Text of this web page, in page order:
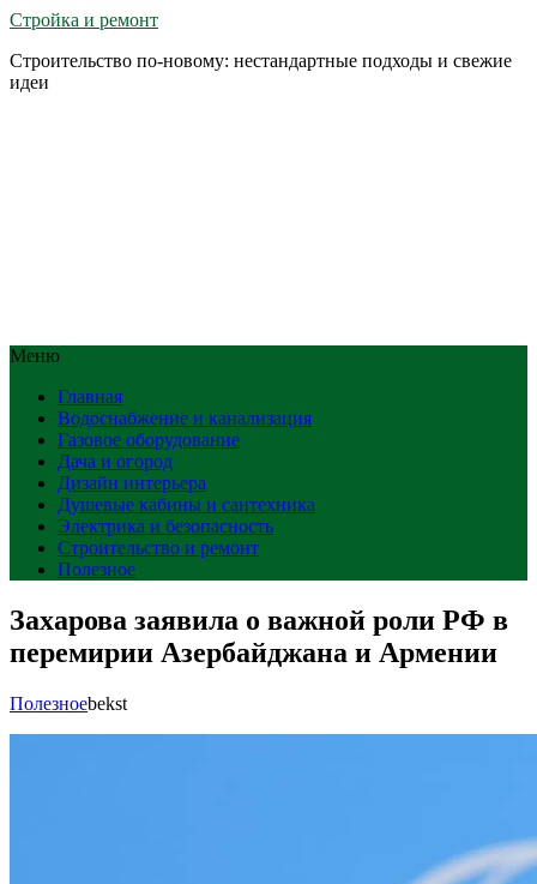
Стройка и ремонт
Строительство по-новому: нестандартные подходы и свежие
идеи
Меню
Главная
Водоснабжение и канализация
Газовое оборудование
Дача и огород
Дизайн интерьера
Душевые кабины и сантехника
Электрика и безопасность
Строительство и ремонт
Полезное
Захарова заявила о важной роли РФ в
перемирии Азербайджана и Армении
Полезноеbekst